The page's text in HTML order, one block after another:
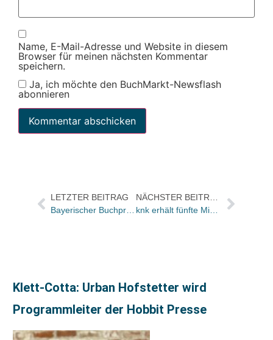
Name, E-Mail-Adresse und Website in diesem
Browser für meinen nächsten Kommentar
speichern.
Ja, ich möchte den BuchMarkt-Newsflash
abonnieren
LETZTER BEITRAG
Bayerischer Buchpreis geht in zweite Runde / Vorsitzende der Jury: Carolin Emcke
Klett-Cotta: Urban Hofstetter wird
Programmleiter der Hobbit Presse